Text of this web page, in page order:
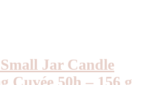
Jar Candle